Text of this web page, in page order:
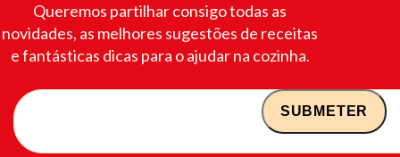
Queremos partilhar consigo todas as
novidades, as melhores sugestões de receitas
e fantásticas dicas para o ajudar na cozinha.